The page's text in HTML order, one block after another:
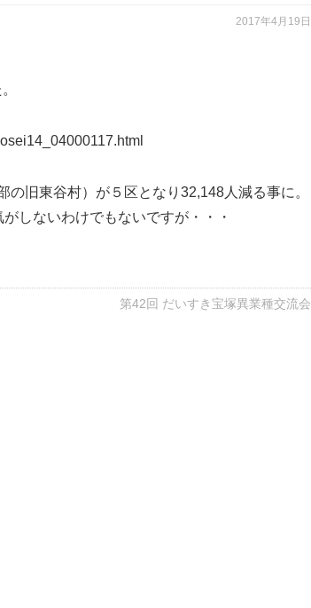
2017年4月19日
旧東谷村）が５区となり32,148人減る事に。
しないわけでもないですが・・・
第42回 だいすき宝塚異業種交流会